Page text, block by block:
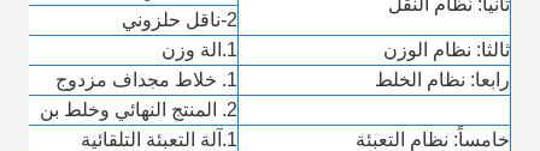
ثانياً: نظام النقل
2-ناقل حلزوني
ثالثا: نظام الوزن
1. الة وزن
رابعا: نظام الخلط
1. خلاط مجداف مزدوج
2. المنتج النهائي وخلط بن
خامساً: نظام التعبئة
1.آلة التعبئة التلقائية